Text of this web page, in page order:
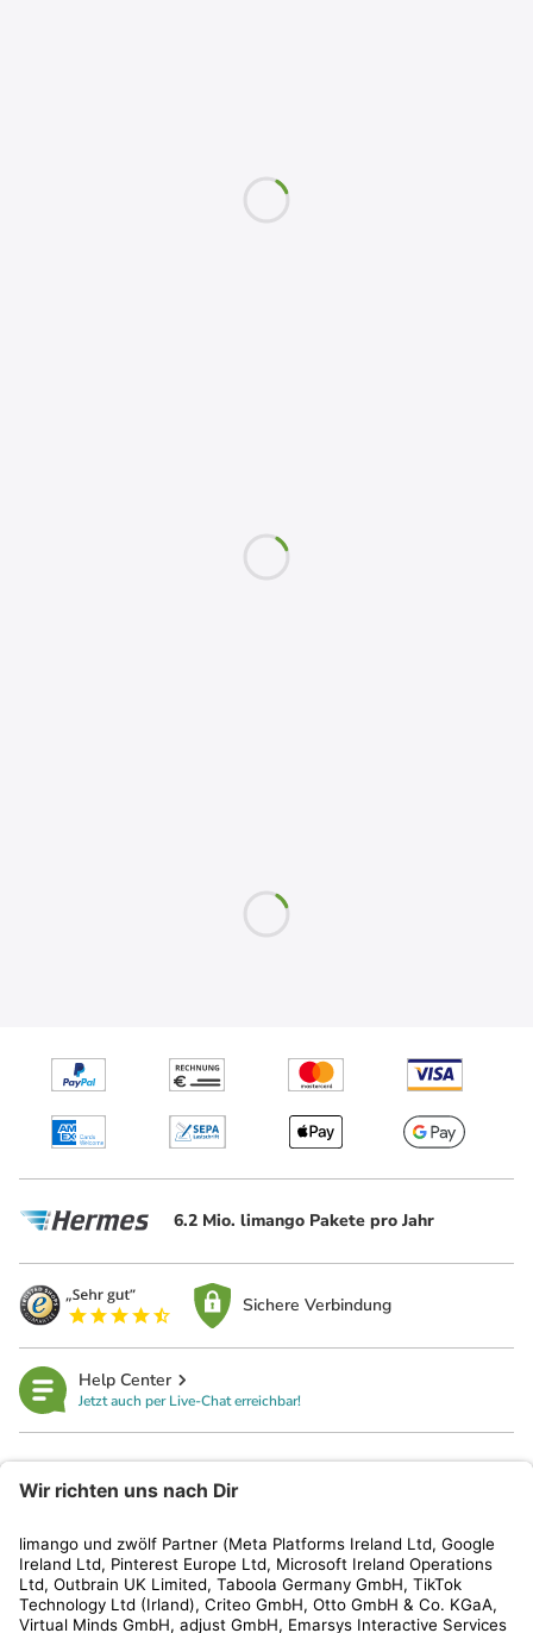
6.2 Mio. limango Pakete pro Jahr
Sichere Verbindung
Help Center
Jetzt auch per Live-Chat erreichbar!
Kundenservice